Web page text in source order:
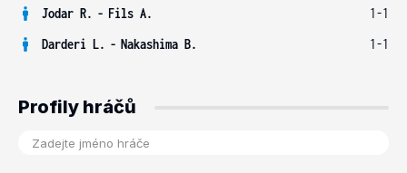
Jodar R. - Fils A.
1-1
Darderi L. - Nakashima B. 1-1
Profily hráčů